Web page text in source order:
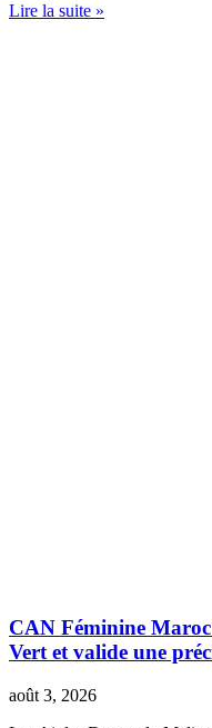
Lire la suite »
CAN Féminine
Vert et valide une
août 3, 2026